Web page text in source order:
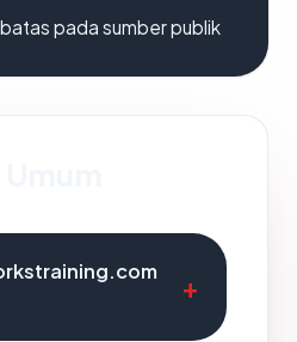
pada sumber publik